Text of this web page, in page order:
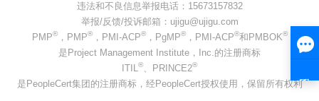
违法和不良信息举报电话：15673157832
举报/反馈/投诉邮箱：ujigu@ujigu.com
PMP®，PMP®，PMI-ACP®，PgMP®，PMI-ACP®和PMBOK®
是Project Management Institute，Inc.的注册商标
ITIL®、PRINCE2®
是PeopleCert集团的注册商标，经PeopleCert授权使用，保留所有权利